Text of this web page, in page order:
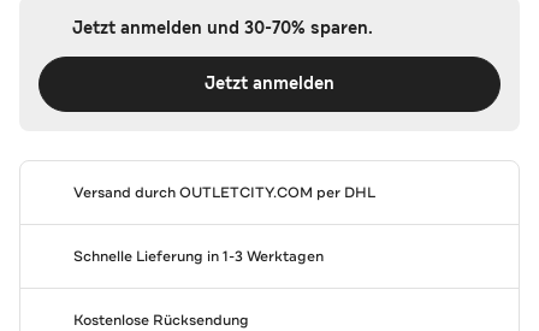
Jetzt anmelden und 30-70% sparen.
Jetzt anmelden
Versand durchOUTLETCITY.COM per DHL
Schnelle Lieferung in 1-3 Werktagen
Kostenlose Rücksendung